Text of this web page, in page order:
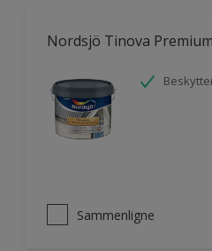
Nordsjö Tinova
Sammenligne